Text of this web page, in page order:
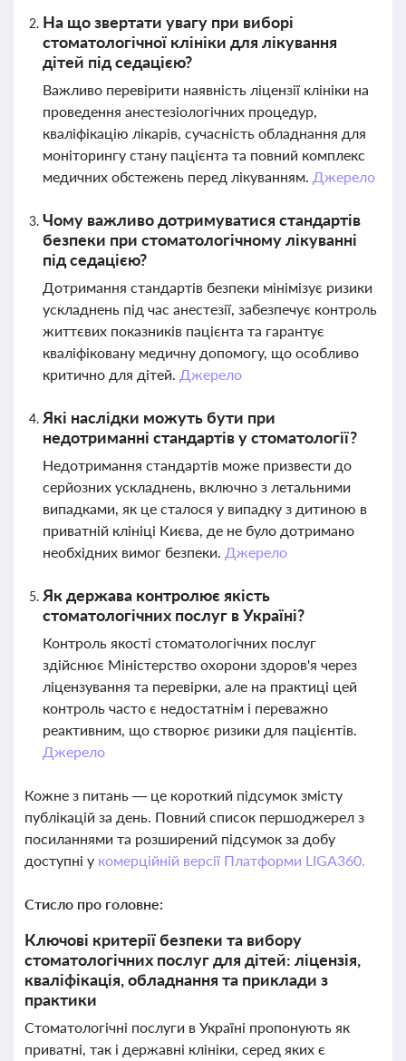
На що звертати увагу при виборі
стоматологічної клініки для лікування
дітей під седацією?
Важливо перевірити наявність ліцензії клініки на
проведення анестезіологічних процедур,
кваліфікацію лікарів, сучасність обладнання для
моніторингу стану пацієнта та повний комплекс
медичних обстежень перед лікуванням. Джерело
Чому важливо дотримуватися стандартів
безпеки при стоматологічному лікуванні
під седацією?
Дотримання стандартів безпеки мінімізує ризики
ускладнень під час анестезії, забезпечує контроль
життєвих показників пацієнта та гарантує
кваліфіковану медичну допомогу, що особливо
критично для дітей. Джерело
Які наслідки можуть бути при
недотриманні стандартів у стоматології?
Недотримання стандартів може призвести до
серйозних ускладнень, включно з летальними
випадками, як це сталося у випадку з дитиною в
приватній клініці Києва, де не було дотримано
необхідних вимог безпеки. Джерело
Як держава контролює якість
стоматологічних послуг в Україні?
Контроль якості стоматологічних послуг
здійснює Міністерство охорони здоров'я через
ліцензування та перевірки, але на практиці цей
контроль часто є недостатнім і переважно
реактивним, що створює ризики для пацієнтів.
Джерело
Кожне з питань — це короткий підсумок змісту
публікацій за день. Повний список першоджерел з
посиланнями та розширений підсумок за добу
доступні у комерційній версії Платформи LIGA360.
Стисло про головне:
Ключові критерії безпеки та вибору
стоматологічних послуг для дітей: ліцензія,
кваліфікація, обладнання та приклади з
практики
Стоматологічні послуги в Україні пропонують як
приватні, так і державні клініки, серед яких є